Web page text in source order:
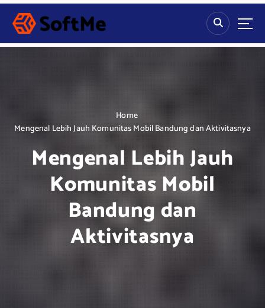
S
p
Home
Mengenal Lebih Jauh Komunitas Mobil Bandung dan Aktivitasnya
Mengenal Lebih Jauh
Komunitas Mobil
Bandung dan
Aktivitasnya